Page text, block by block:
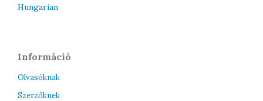
Hungarian
Információ
Olvasóknak
Szerzőknek